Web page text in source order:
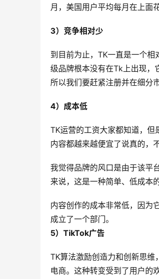
月，美国用户平均每月在上面
3）竞争相对少
到目前为止，TK一直是一个
级品牌根本没有在Tk上出现，
所以我们要赶紧注册并在细分
4）成本低
TK运营的工资大家都知道，
内容都越来越便宜了说真的，
我觉得品牌的风口是由于该平
来说，这是一种简单、低成本
内容创作的成本非常低，因为
成立了一个部门。
5）TikTok广告
TK算法激励创造力和创新思
电商。这种转变受到了用户的